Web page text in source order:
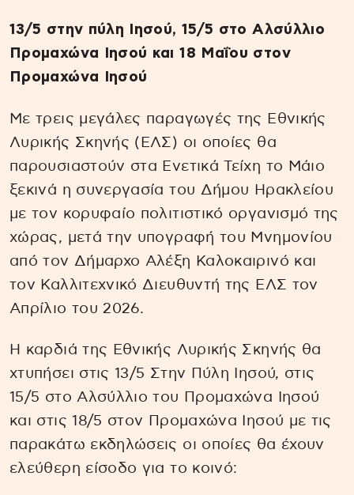
13/5 στην πύλη Ιησού, 15/5 στο Αλσύλλιο
Προμαχώνα Ιησού και 18 Μαΐου στον
Προμαχώνα Ιησού
Με τρεις μεγάλες παραγωγές της Εθνικής
Λυρικής Σκηνής (ΕΛΣ) οι οποίες θα
παρουσιαστούν στα Ενετικά Τείχη το Μάιο
ξεκινά η συνεργασία του Δήμου Ηρακλείου
με τον κορυφαίο πολιτιστικό οργανισμό της
χώρας, μετά την υπογραφή του Μνημονίου
από τον Δήμαρχο Αλέξη Καλοκαιρινό και
τον Καλλιτεχνικό Διευθυντή της ΕΛΣ τον
Απρίλιο του 2026.
Η καρδιά της Εθνικής Λυρικής Σκηνής θα
χτυπήσει στις 13/5 Στην Πύλη Ιησού, στις
15/5 στο Αλσύλλιο του Προμαχώνα Ιησού
και στις 18/5 στον Προμαχώνα Ιησού με τις
παρακάτω εκδηλώσεις οι οποίες θα έχουν
ελεύθερη είσοδο για το κοινό: